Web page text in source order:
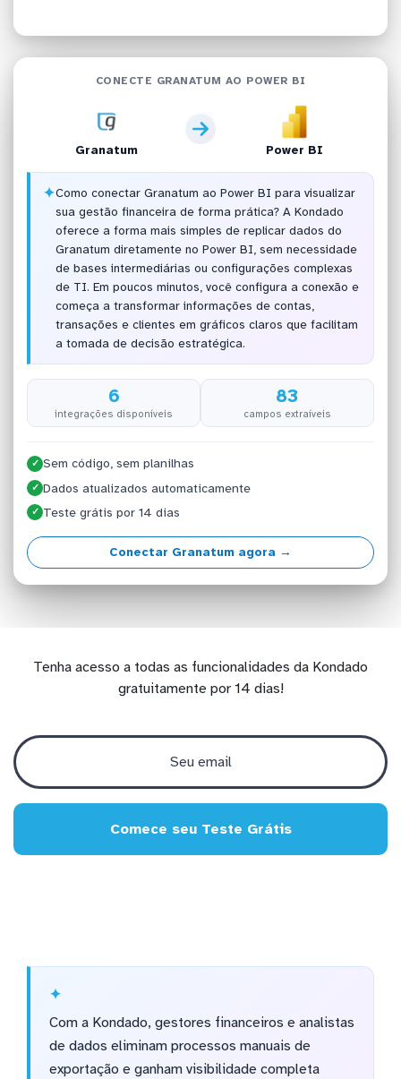
CONECTE GRANATUM AO POWER BI
Granatum Power BI
✦Como conectar Granatum ao Power BI para visualizar
sua gestão financeira de forma prática? A Kondado
oferece a forma mais simples de replicar dados do
Granatum diretamente no Power BI, sem necessidade
de bases intermediárias ou configurações complexas
de TI. Em poucos minutos, você configura a conexão e
começa a transformar informações de contas,
transações e clientes em gráficos claros que facilitam
a tomada de decisão estratégica.
6
integrações disponíveis
83
campos extraíveis
✓ Sem código, sem planilhas
✓ Dados atualizados automaticamente
✓ Teste grátis por 14 dias
Conectar Granatum agora →
Tenha acesso a todas as funcionalidades da Kondado
gratuitamente por 14 dias!
Comece seu Teste Grátis
Com a Kondado, gestores financeiros e analistas
de dados eliminam processos manuais de
exportação e ganham visibilidade completa